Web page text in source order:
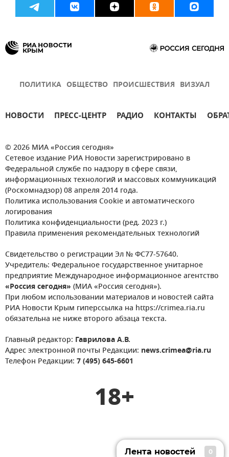
ПОЛИТИКА ОБЩЕСТВО ПРОИСШЕСТВИЯ ВИЗУАЛ
НОВОСТИ ПРЕСС-ЦЕНТР РАДИО КОНТАКТЫ
© 2026 МИА «Россия сегодня»
Сетевое издание РИА Новости зарегистрировано в
Федеральной службе по надзору в сфере связи,
информационных технологий и массовых коммуникаций
(Роскомнадзор) 08 апреля 2014 года.
Политика использования Cookie и автоматического
логирования
Политика конфиденциальности (ред. 2023 г.)
Правила применения рекомендательных технологий
Свидетельство о регистрации Эл № ФС77-57640.
Учредитель: Федеральное государственное унитарное
предприятие Международное информационное агентство
«Россия сегодня» (МИА «Россия сегодня»).
При любом использовании материалов и новостей сайта
РИА Новости Крым гиперссылка на https://crimea.ria.ru
обязательна не ниже второго абзаца текста.
Главный редактор: Гаврилова А.В.
Адрес электронной почты Редакции: news.crimea@ria.ru
Телефон Редакции: 7 (495) 645-6601
18+
Лента новостей 0